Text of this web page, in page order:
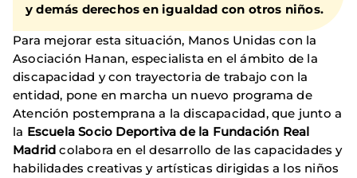
y demás derechos en igualdad con otros niños.
Para mejorar esta situación, Manos Unidas con la
Asociación Hanan, especialista en el ámbito de la
discapacidad y con trayectoria de trabajo con la
entidad, pone en marcha un nuevo programa de
Atención postemprana a la discapacidad, que junto a
la Escuela Socio Deportiva de la Fundación Real
Madridcolabora en el desarrollo de las capacidades y
habilidades creativas y artísticas dirigidas a los niños